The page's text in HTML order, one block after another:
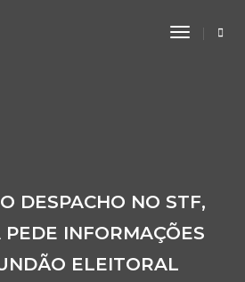
Toggle
DESPACHO NO STF,
INFORMAÇÕES
ELEITORAL